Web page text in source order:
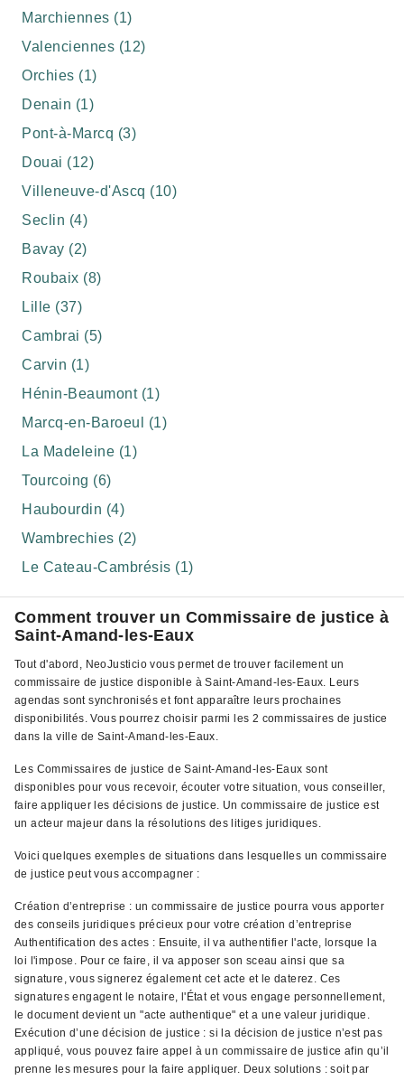
Marchiennes (1)
Valenciennes (12)
Orchies (1)
Denain (1)
Pont-à-Marcq (3)
Douai (12)
Villeneuve-d'Ascq (10)
Seclin (4)
Bavay (2)
Roubaix (8)
Lille (37)
Cambrai (5)
Carvin (1)
Hénin-Beaumont (1)
Marcq-en-Baroeul (1)
La Madeleine (1)
Tourcoing (6)
Haubourdin (4)
Wambrechies (2)
Le Cateau-Cambrésis (1)
Comment trouver un Commissaire de justice à
Saint-Amand-les-Eaux
Tout d'abord, NeoJusticio vous permet de trouver facilement un
commissaire de justice disponible à Saint-Amand-les-Eaux. Leurs
agendas sont synchronisés et font apparaître leurs prochaines
disponibilités. Vous pourrez choisir parmi les 2 commissaires de justice
dans la ville de Saint-Amand-les-Eaux.
Les Commissaires de justice de Saint-Amand-les-Eaux sont
disponibles pour vous recevoir, écouter votre situation, vous conseiller,
faire appliquer les décisions de justice. Un commissaire de justice est
un acteur majeur dans la résolutions des litiges juridiques.
Voici quelques exemples de situations dans lesquelles un commissaire
de justice peut vous accompagner :
Création d’entreprise : un commissaire de justice pourra vous apporter
des conseils juridiques précieux pour votre création d’entreprise
Authentification des actes : Ensuite, il va authentifier l'acte, lorsque la
loi l'impose. Pour ce faire, il va apposer son sceau ainsi que sa
signature, vous signerez également cet acte et le daterez. Ces
signatures engagent le notaire, l'État et vous engage personnellement,
le document devient un "acte authentique" et a une valeur juridique.
Exécution d’une décision de justice : si la décision de justice n’est pas
appliqué, vous pouvez faire appel à un commissaire de justice afin qu’il
prenne les mesures pour la faire appliquer. Deux solutions : soit par